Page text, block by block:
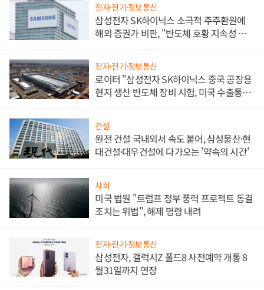
전자·전기·정보통신
삼성전자 SK하이닉스 소극적 주주환원에
해외 증권가 비판, "반도체 호황 지속성 의
전자·전기·정보통신
로이터 "삼성전자 SK하이닉스 중국 공장용
현지 생산 반도체 장비 시험, 미국 수출통제
건설
원전 건설 국내외서 속도 붙어, 삼성물산·현
대건설·대우건설에 다가오는 '약속의 시간'
사회
미국 법원 "트럼프 정부 풍력 프로젝트 동결
조치는 위법", 해제 명령 내려
전자·전기·정보통신
삼성전자, 갤럭시Z 폴드8 사전예약 개통 8
월31일까지 연장